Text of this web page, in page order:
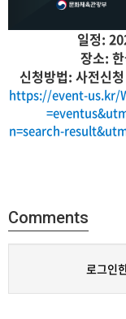
일정:
장소:
신청방법: 사전신
https://event-us.kr/
n=search-
Comments
로그인